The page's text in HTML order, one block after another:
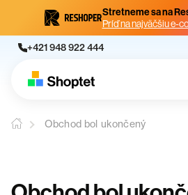
Stretneme sa na
Príď na najväčšiu e-
+421 948 922 444
Obchod bol ukončený